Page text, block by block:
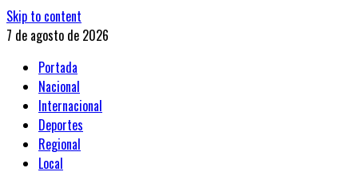
Skip to content
7 de agosto de 2026
Portada
Nacional
Internacional
Deportes
Regional
Local